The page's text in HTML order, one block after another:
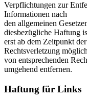
Verpflichtungen zur
Informationen nach
den allgemeinen
diesbezügliche Haftung
erst ab dem Zeitpunkt
Rechtsverletzung
von entsprechenden
umgehend entfernen.
Haftung für Links